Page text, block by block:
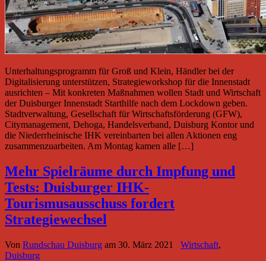
Unterhaltungsprogramm für Groß und Klein, Händler bei der
Digitalisierung unterstützen, Strategieworkshop für die Innenstadt
ausrichten – Mit konkreten Maßnahmen wollen Stadt und Wirtschaft
der Duisburger Innenstadt Starthilfe nach dem Lockdown geben.
Stadtverwaltung, Gesellschaft für Wirtschaftsförderung (GFW),
Citymanagement, Dehoga, Handelsverband, Duisburg Kontor und
die Niederrheinische IHK vereinbarten bei allen Aktionen eng
zusammenzuarbeiten. Am Montag kamen alle […]
Mehr Spielräume durch Impfung und
Tests: Duisburger IHK-
Tourismusausschuss fordert
Strategiewechsel
Von Rundschau Duisburg am 30. März 2021 Wirtschaft,
Duisburg